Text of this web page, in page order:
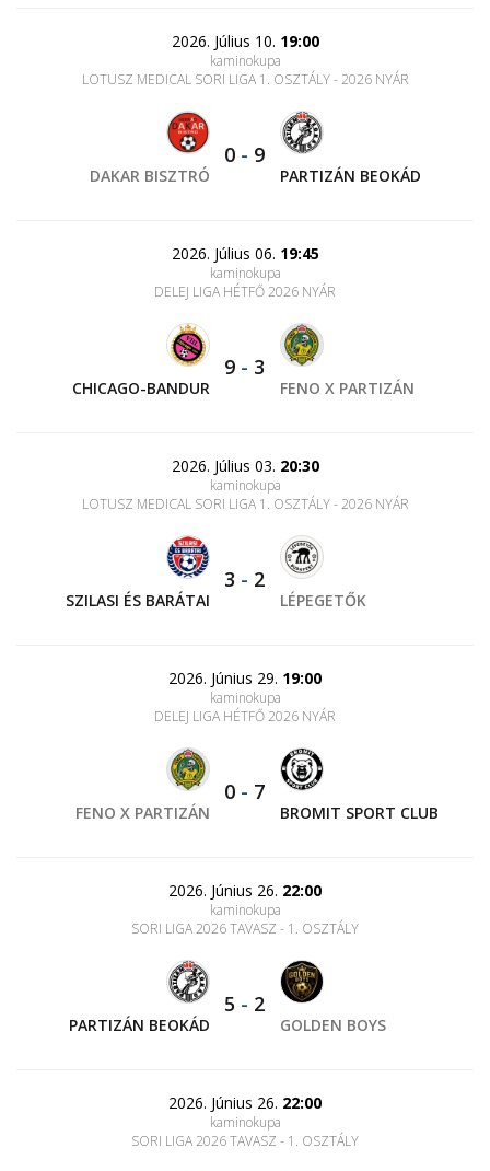
2026. Július 10. 19:00
kaminokupa
LOTUSZ MEDICAL SORI LIGA 1. OSZTÁLY - 2026 NYÁR
DAKAR BISZTRÓ
0 - 9
PARTIZÁN BEOKÁD
2026. Július 06. 19:45
kaminokupa
DELEJ LIGA HÉTFŐ 2026 NYÁR
CHICAGO-BANDUR
9 - 3
FENO X PARTIZÁN
2026. Július 03. 20:30
kaminokupa
LOTUSZ MEDICAL SORI LIGA 1. OSZTÁLY - 2026 NYÁR
SZILASI ÉS BARÁTAI
3 - 2
LÉPEGETŐK
2026. Június 29. 19:00
kaminokupa
DELEJ LIGA HÉTFŐ 2026 NYÁR
FENO X PARTIZÁN
0 - 7
BROMIT SPORT CLUB
2026. Június 26. 22:00
kaminokupa
SORI LIGA 2026 TAVASZ - 1. OSZTÁLY
PARTIZÁN BEOKÁD
5 - 2
GOLDEN BOYS
2026. Június 26. 22:00
kaminokupa
SORI LIGA 2026 TAVASZ - 1. OSZTÁLY